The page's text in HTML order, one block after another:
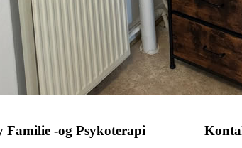
Familie -og Psykoterapi